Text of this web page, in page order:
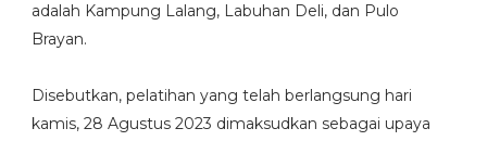
adalah Kampung Lalang, Labuhan Deli, dan Pulo
Brayan.
Disebutkan, pelatihan yang telah berlangsung hari
kamis, 28 Agustus 2023 dimaksudkan sebagai upaya